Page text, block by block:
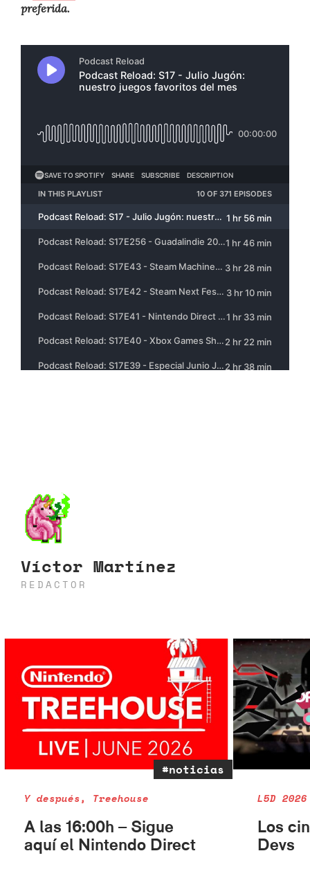
preferida.
Víctor Martínez
REDACTOR
#noticias
Y después, Treehouse
A las 16:00h – Sigue
aquí el Nintendo Direct
L5D 2026
Los
Devs